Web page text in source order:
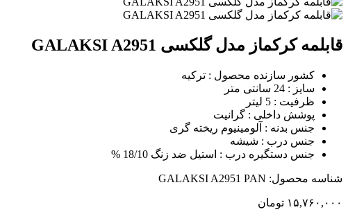
قابلمه کرکماز مدل گلکسی GALAKSI A2951
کشور سازنده محصول : ترکیه
سایز : 24 سانتی متر
ظرفیت : 5 لیتر
پوشش داخلی : گرانیت
جنس بدنه : آلومینیوم ریخته گری
جنس درب : شیشه
جنس دستگیره درب : استیل ضد زنگ 18/10 %
شناسه محصول: GALAKSI A2951 PAN
۱۵,۷۶۰,۰۰۰ تومان